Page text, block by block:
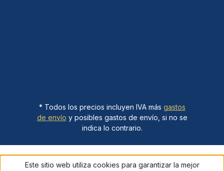
* Todos los precios incluyen IVA más gastos
de envío y posibles gastos de envío, si no se
indica lo contrario.
Este sitio web utiliza cookies para garantizar la mejor